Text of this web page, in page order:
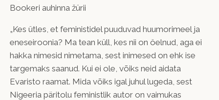
Bookeri auhinna žürii
„Kes ütles, et feministidel puuduvad huumorimeel ja
eneseiroonia? Ma tean küll, kes nii on öelnud, aga ei
hakka nimesid nimetama, sest inimesed on ehk ise
targemaks saanud. Kui ei ole, võiks neid aidata
Evaristo raamat. Mida võiks igal juhul lugeda, sest
Nigeeria päritolu feministlik autor on vai­mukas